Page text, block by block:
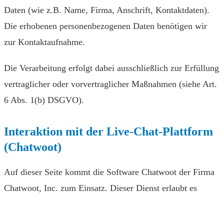
Daten (wie z.B. Name, Firma, Anschrift, Kontaktdaten).
Die erhobenen personenbezogenen Daten benötigen wir
zur Kontaktaufnahme.
Die Verarbeitung erfolgt dabei ausschließlich zur Erfüllung
vertraglicher oder vorvertraglicher Maßnahmen (siehe Art.
6 Abs. 1(b) DSGVO).
Interaktion mit der Live-Chat-Plattform
(Chatwoot)
Auf dieser Seite kommt die Software Chatwoot der Firma
Chatwoot, Inc. zum Einsatz. Dieser Dienst erlaubt es